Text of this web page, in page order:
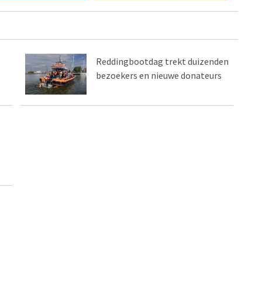
Reddingbootdag trekt duizenden
bezoekers en nieuwe donateurs